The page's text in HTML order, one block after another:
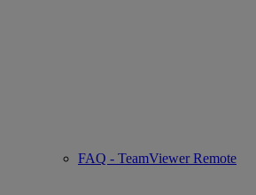
FAQ - TeamViewer Remote